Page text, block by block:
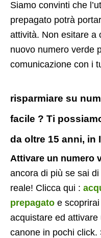
Siamo convinti che
prepagato potrà
attività. Non esitare a
nuovo numero verde
comunicazione con i
risparmiare su
facile ? Ti
da oltre 15 anni, in
Attivare un numero
ancora di più se sai
reale! Clicca qui :
prepagato e
acquistare ed
canone in pochi click.